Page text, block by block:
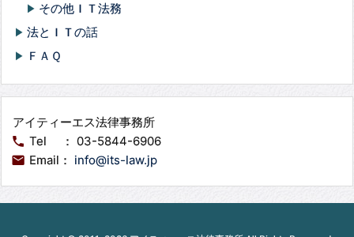
play_arrow その他ＩＴ法務
play_arrow 法とＩＴの話
play_arrow ＦＡＱ
アイティーエス法律事務所
phone Tel ： 03-5844-6906
email Email： info@its-law.jp